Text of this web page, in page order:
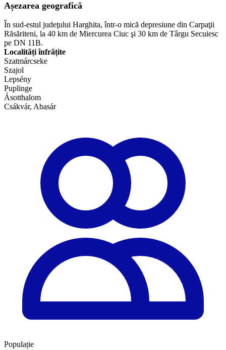
Așezarea geografică
În sud-estul judeţului Harghita, într-o mică depresiune din Carpaţii
Răsăriteni, la 40 km de Miercurea Ciuc şi 30 km de Târgu Secuiesc
pe DN 11B.
Localități înfrățite
Szatmárcseke
Szajol
Lepsény
Puplinge
Ásotthalom
​Csákvár, Abasár
Populație